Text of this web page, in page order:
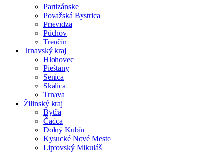
Partizánske
Považská Bystrica
Prievidza
Púchov
Trenčín
Trnavský kraj
Hlohovec
Pieštany
Senica
Skalica
Trnava
Žilinský kraj
Bytča
Čadca
Dolný Kubín
Kysucké Nové Mesto
Liptovský Mikuláš